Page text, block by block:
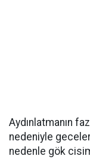
Aydınlatmanın
nedeniyle
nedenle gök